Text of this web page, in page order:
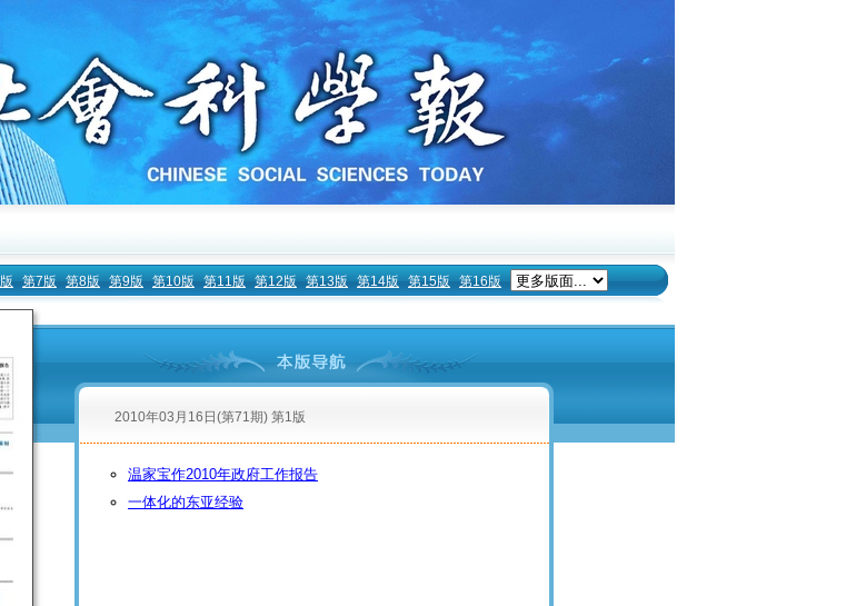
第7版 第8版 第9版 第10版 第11版 第12版 第13版 第14版 第15版 第16版
2010年03月16日(第71期) 第1版
温家宝作2010年政府工作报告
一体化的东亚经验